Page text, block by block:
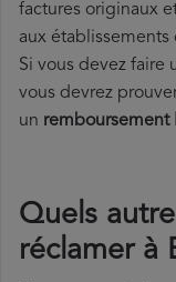
factures originaux
aux établissements
Si vous devez faire
vous devrez
un remboursement
Quels
réclamer à